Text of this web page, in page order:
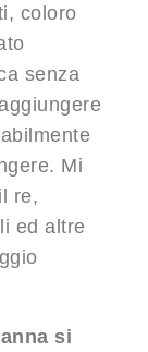
coloro
senza
Mi
re,
ed altre
si